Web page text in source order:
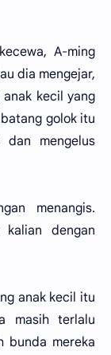
A-ming
dia mengejar,
kecil yang
golok itu
mengelus
menangis.
dengan
anak kecil itu
masih terlalu
bunda mereka